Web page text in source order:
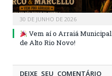
30 DE JUNHO DE 2026
Vem aí o Arraiá Municipal
de Alto Rio Novo!
DEIXE SEU COMENTÁRIO